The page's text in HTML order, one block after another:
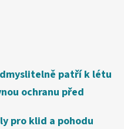
patří k létu
ochranu před
pro klid a pohodu